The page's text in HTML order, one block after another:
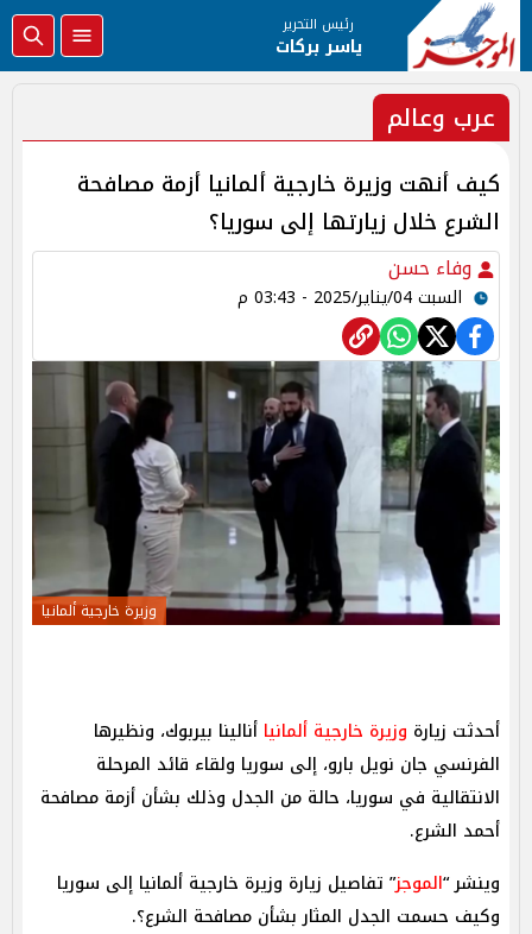
رئيس التحرير
ياسر بركات
عرب وعالم
كيف أنهت وزيرة خارجية ألمانيا أزمة مصافحة
الشرع خلال زيارتها إلى سوريا؟
وفاء حسن
السبت 04/يناير/2025 - 03:43 م
وزيرة خارجية ألمانيا
أحدثت زيارة وزيرة خارجية ألمانيا أنالينا بيربوك، ونظيرها
الفرنسي جان نويل بارو، إلى سوريا ولقاء قائد المرحلة
الانتقالية في سوريا، حالة من الجدل وذلك بشأن أزمة مصافحة
أحمد الشرع.
وينشر “الموجز” تفاصيل زيارة وزيرة خارجية ألمانيا إلى سوريا
وكيف حسمت الجدل المثار بشأن مصافحة الشرع؟.